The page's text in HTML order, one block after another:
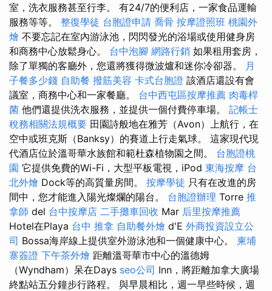
室，洗衣服務甚至行李。 有24/7的便利店，一家食品運輸
服務等等。 整復學徒 台胞證申請 喬骨 按摩證照班 桃園外
燴 不要忘記在室內游泳池，閃閃發光的浴場或使用健身房
和商務中心放鬆身心。 台中泡腳 網路行銷 如果租用套房，
除了單獨的客廳外，您還將獲得微波爐和迷你冷卻器。
月
子餐多少錢 自助餐 撥筋美容 卡式台胞證 該酒店還設有會
議室，商務中心和一家餐廳。 台中西屯區按摩推薦 肉毒桿
菌 他們還提供洗衣服務，並提供一個付費停車場。 記帳士
稅務相關法規概要 田園詩般地在雅芳（Avon）上航行，在
空中或班克斯（Banksy）的賽道上行走氣球。 這家現代現
代酒店位於溫哥華水族館和範杜森植物園之間。 台胞證桃
園 它提供免費的Wi-Fi，大型平板電視，iPod 東海按摩 台
北外燴 Dock等的高質量房間。 按摩學徒 只有在改進的房
間中，您才能進入陽光燦爛的陽台。 台胞證辦理 Torre 推
拿師 del 台中按摩店 二手攤車回收 Mar 后里按摩推薦
Hotel在Playa 台中 推拿 自助餐外燴 d'E 外商投資設立公
司 Bossa海岸線上提供室外游泳池和一個健康中心。 柬埔
寨簽證 下午茶外燴 距離溫哥華市中心的溫德姆
（Wyndham）呆在Days seo公司 Inn，將距離加拿大廣場
終點站五分鐘步行路程。 與早晨相比，週一早些時候，週